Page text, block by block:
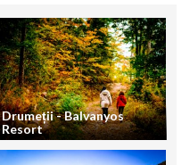
Drumeții - Balvanyos
Resort